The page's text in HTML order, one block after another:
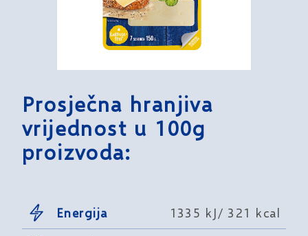
Prosječna hranjiva
vrijednost u 100g
proizvoda:
Energija 1335 kJ/ 321 kcal